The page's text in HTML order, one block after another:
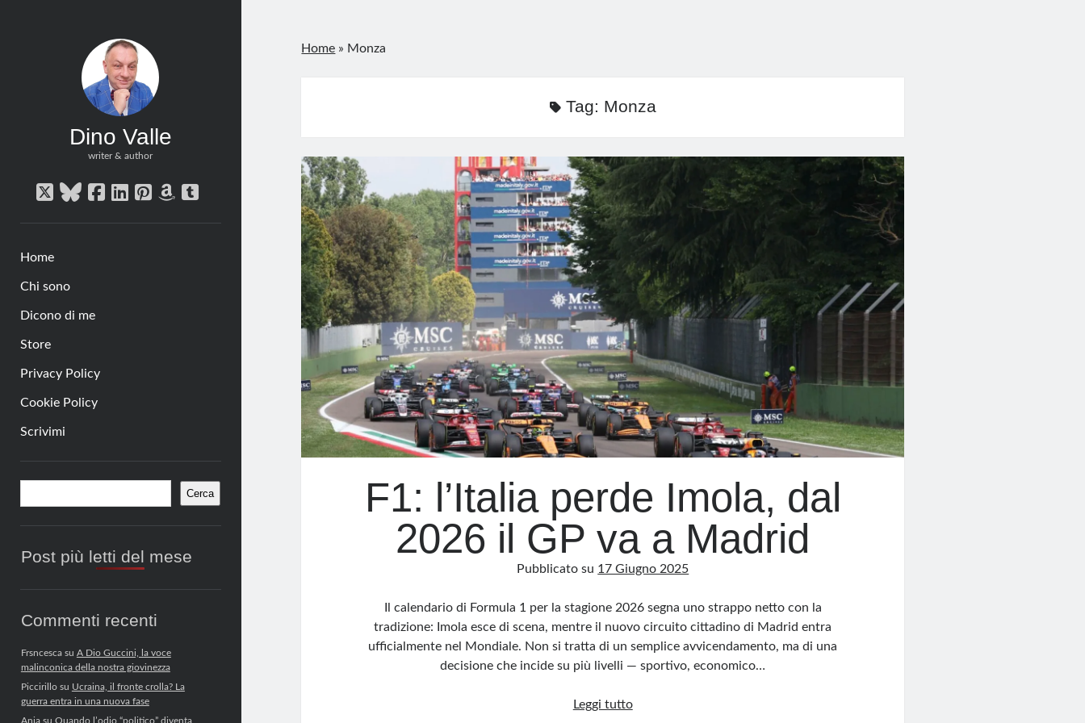
Dino Valle
writer & author
twitterbluesky
facebook
linkedin
pinterest
amazon
tumblr
Home
Chi sono
Dicono di me
Store
Privacy Policy
Cookie Policy
Scrivimi
Barra
laterale
Cerca
Post più letti del mese
Commenti recenti
Frsncescasu A Dio Guccini, la voce
malinconica della nostra giovinezza
Piccirillosu Ucraina, il fronte crolla? La
guerra entra in una nuova fase
Anjasu Quando l’odio “politico” diventa
Home » Monza
Tag: Monza
F1: l’Italia perde Imola, dal
2026 il GP va a Madrid
Pubblicato su 17 Giugno 2025
Il calendario di Formula 1 per la stagione 2026 segna uno strappo netto con la
tradizione: Imola esce di scena, mentre il nuovo circuito cittadino di Madrid entra
ufficialmente nel Mondiale. Non si tratta di un semplice avvicendamento, ma di una
decisione che incide su più livelli — sportivo, economico…
Leggi tuttoF1: